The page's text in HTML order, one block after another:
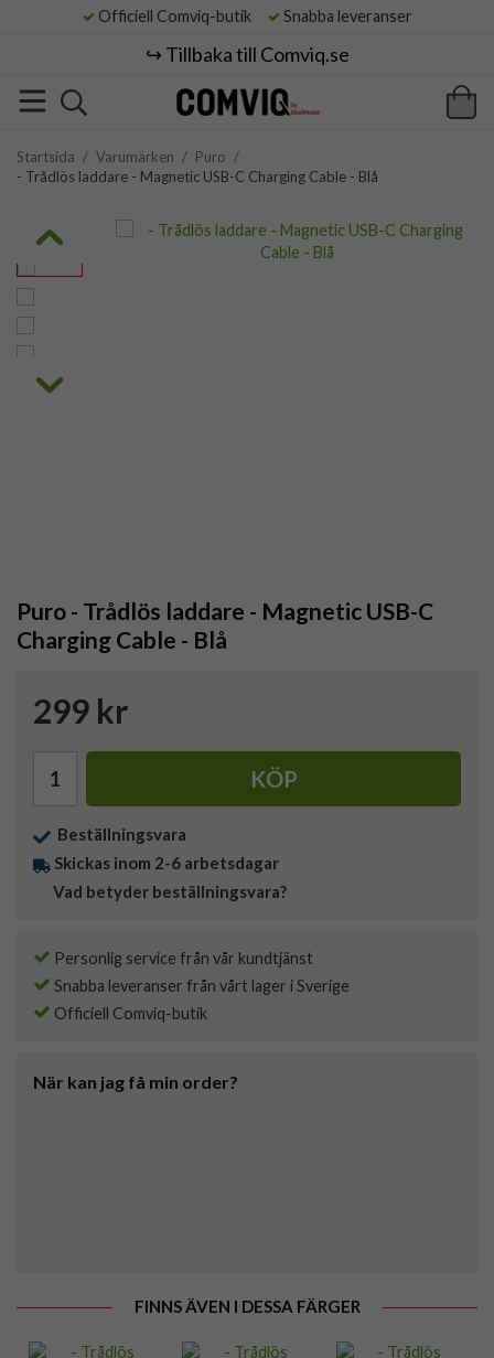
Officiell Comviq-butik Snabba leveranser
↪️ Tillbaka till Comviq.se
Startsida / Varumärken / Puro /
- Trådlös laddare - Magnetic USB-C Charging Cable - Blå
Puro - Trådlös laddare - Magnetic USB-C
Charging Cable - Blå
299 kr
KÖP
Beställningsvara
Skickas inom 2-6 arbetsdagar
Vad betyder beställningsvara?
Personlig service från vår kundtjänst
Snabba leveranser från vårt lager i Sverige
Officiell Comviq-butik
När kan jag få min order?
FINNS ÄVEN I DESSA FÄRGER